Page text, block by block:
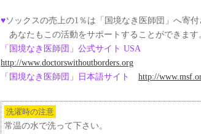
♥ソックスの売上の1％は「国境なき医師団」へ寄付
あなたもこの活動をサポートすることができます
「国境なき医師団」公式サイト USA
http://www.doctorswithoutborders.org
「国境なき医師団」日本語サイト http://
洗濯時の注意
常温の水で洗って下さい。